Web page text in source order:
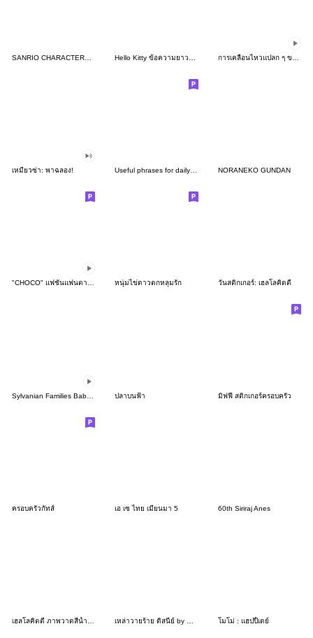
เหมียวซ่า: พาฉลอง! NORANEKO GUNDAN
"CHOCO" แฟชั่นแฟนตาซี ดุ๊กดิ๊กได้ หนุ่มไข่ดาวตกหลุมรัก วันสติกเกอร์: เฮลโลคิตตี
ปลาบนฟ้า มิฟฟี่ สติกเกอร์ครอบครัว
ครอบครัวกัทส์ เอ เซ ไทย เมียนมา 5 60th Siriraj Anes
เฮลโลคิตตี ภาพวาดสีน้ำ (ต้นฤดูร้อน) เหล่าวายร้าย ดิสนีย์ by Mifune Takashi โมโม่ : แฮปปี้เดย์